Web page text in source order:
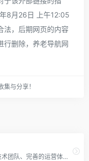
8月26日 上午12:05
法，后期网页的内容
行删除，养老导航网
与分享！
致力于养老产业整体发展，以强大的技术团队、完善的运营体系、贴心的售后服务等为养老产业提供新型解决方案。